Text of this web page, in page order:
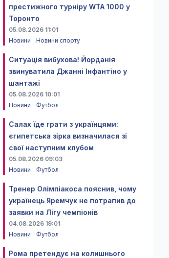
престижного турніру WTA 1000 у
Торонто
05.08.2026 11:01
Новини
Новини спорту
Ситуація вибухова! Йорданія
звинуватила Джанні Інфантіно у
шантажі
05.08.2026 10:01
Новини
Футбол
Салах їде грати з українцями:
єгипетська зірка визначилася зі
свої наступним клубом
05.08.2026 09:03
Новини
Футбол
Тренер Олімпіакоса пояснив, чому
українець Яремчук не потрапив до
заявки на Лігу чемпіонів
04.08.2026 19:01
Новини
Футбол
Рома претендує на колишнього